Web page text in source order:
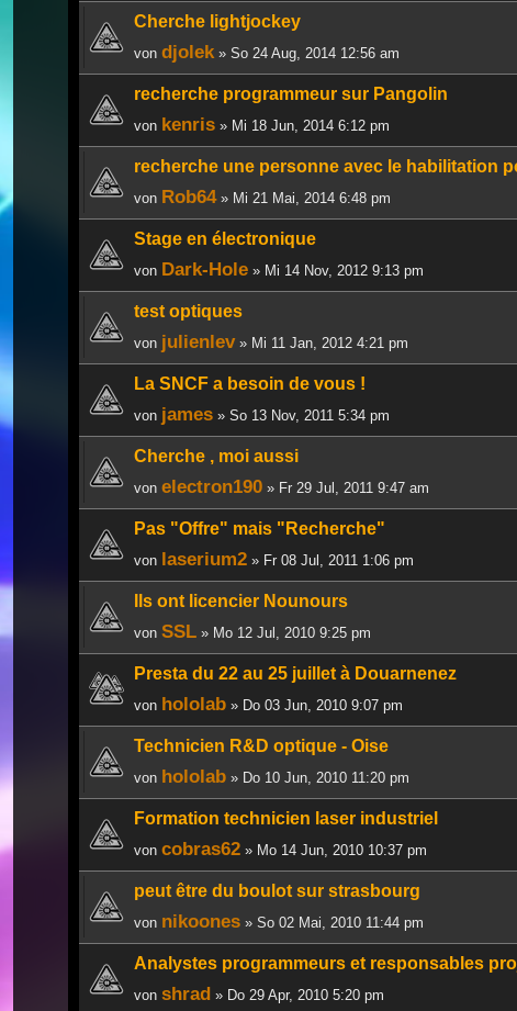
Cherche lightjockey
von djolek » So 24 Aug, 2014 12:56 am
recherche programmeur sur Pangolin
von kenris » Mi 18 Jun, 2014 6:12 pm
recherche une personne avec le habilitation
von Rob64» Mi 21 Mai, 2014 6:48 pm
Stage en électronique
von Dark-Hole » Mi 14 Nov, 2012 9:13 pm
test optiques
von julienlev» Mi 11 Jan, 2012 4:21 pm
La SNCF a besoin de vous !
von james » So 13 Nov, 2011 5:34 pm
Cherche , moi aussi
von electron190 » Fr 29 Jul, 2011 9:47 am
Pas "Offre" mais "Recherche"
von laserium2 » Fr 08 Jul, 2011 1:06 pm
Ils ont licencier Nounours
von SSL » Mo 12 Jul, 2010 9:25 pm
Presta du 22 au 25 juillet à Douarnenez
von hololab » Do 03 Jun, 2010 9:07 pm
Technicien R&D optique - Oise
von hololab » Do 10 Jun, 2010 11:20 pm
Formation technicien laser industriel
von cobras62 » Mo 14 Jun, 2010 10:37 pm
peut être du boulot sur strasbourg
von nikoones » So 02 Mai, 2010 11:44 pm
Analystes programmeurs et responsables
von shrad » Do 29 Apr, 2010 5:20 pm